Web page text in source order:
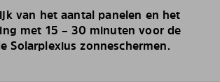
van het aantal panelen en het
met 15 – 30 minuten voor de
Solarplexius zonneschermen.